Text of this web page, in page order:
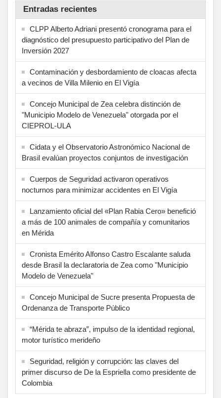
Entradas recientes
CLPP Alberto Adriani presentó cronograma para el
diagnóstico del presupuesto participativo del Plan de
Inversión 2027
Contaminación y desbordamiento de cloacas afecta
a vecinos de Villa Milenio en El Vigía
Concejo Municipal de Zea celebra distinción de
"Municipio Modelo de Venezuela" otorgada por el
CIEPROL-ULA
Cidata y el Observatorio Astronómico Nacional de
Brasil evalúan proyectos conjuntos de investigación
Cuerpos de Seguridad activaron operativos
nocturnos para minimizar accidentes en El Vigía
Lanzamiento oficial del «Plan Rabia Cero» benefició
a más de 100 animales de compañía y comunitarios
en Mérida
Cronista Emérito Alfonso Castro Escalante saluda
desde Brasil la declaratoria de Zea como "Municipio
Modelo de Venezuela"
Concejo Municipal de Sucre presenta Propuesta de
Ordenanza de Transporte Público
“Mérida te abraza”, impulso de la identidad regional,
motor turístico merideño
Seguridad, religión y corrupción: las claves del
primer discurso de De la Espriella como presidente de
Colombia